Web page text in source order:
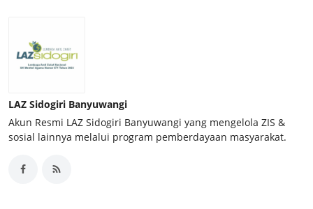
LAZ Sidogiri Banyuwangi
Akun Resmi LAZ Sidogiri Banyuwangi yang mengelola ZIS &
sosial lainnya melalui program pemberdayaan masyarakat.